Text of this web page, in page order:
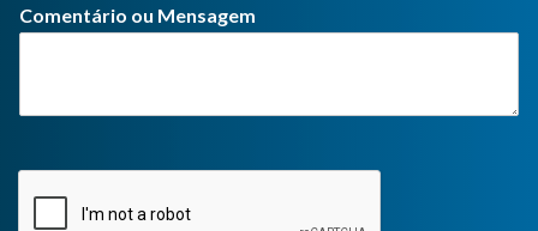
Comentário ou Mensagem